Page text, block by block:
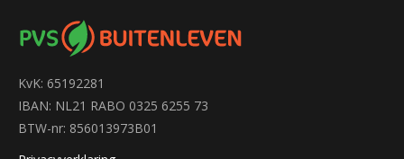
KvK: 65192281
IBAN: NL21 RABO 0325 6255 73
BTW-nr: 856013973B01